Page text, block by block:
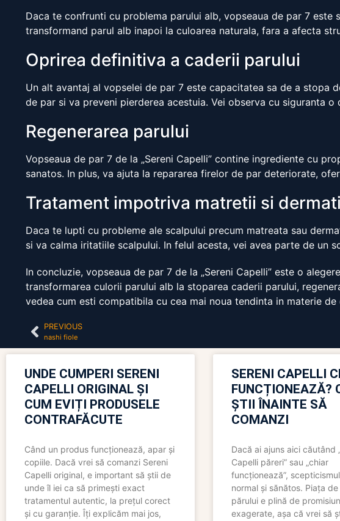
Daca te confrunti cu problema parului alb, vopseaua de par 7
transformand parul alb inapoi la culoarea naturala, fara a afecta
Oprirea definitiva a caderii parului
Un alt avantaj al vopselei de par 7 este capacitatea sa de a stopa
de par si va preveni pierderea acestuia. Vei observa cu siguranta
Regenerarea parului
Vopseaua de par 7 de la „Sereni Capelli” contine ingrediente cu
sanatos. In plus, va ajuta la repararea firelor de par deteriorate,
Tratament impotriva matretii si
Daca te lupti cu probleme ale scalpului precum matreata sau
si va calma iritatiile scalpului. In felul acesta, vei avea parte de un
In concluzie, vopseaua de par 7 de la „Sereni Capelli” este o
transformarea culorii parului alb la stoparea caderii parului,
vedea cum esti compatibila cu cea mai noua tendinta in materie de
PREVIOUS
nashi fiole
UNDE CUMPERI SERENI
CAPELLI ORIGINAL ȘI
CUM EVIȚI PRODUSELE
CONTRAFĂCUTE
Când un produs funcționează, apar și
copiile. Dacă vrei să comanzi Sereni
Capelli original, e important să știi de
unde îl iei ca să primești exact
tratamentul autentic, la prețul corect
și cu garanție. Îți explicăm mai jos,
SERENI CAPELLI
FUNCȚIONEAZĂ?
ȘTII ÎNAINTE SĂ
COMANZI
Dacă ai ajuns aici căutând
Capelli păreri” sau „chiar
funcționează”,
normal și sănătos. Piața
părului e plină de
exagerate, așa că vrei să